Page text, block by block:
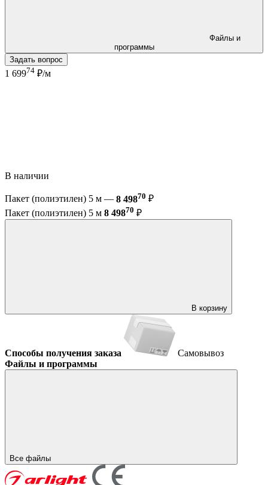
программы
Задать вопрос
1 69974 ₽/м
В наличии
Пакет (полиэтилен) 5 м — 8 49870 ₽
Пакет (полиэтилен) 5 м 8 49870 ₽
В корзину
Способы получения заказа
Самовывоз
Файлы и программы
Все файлы